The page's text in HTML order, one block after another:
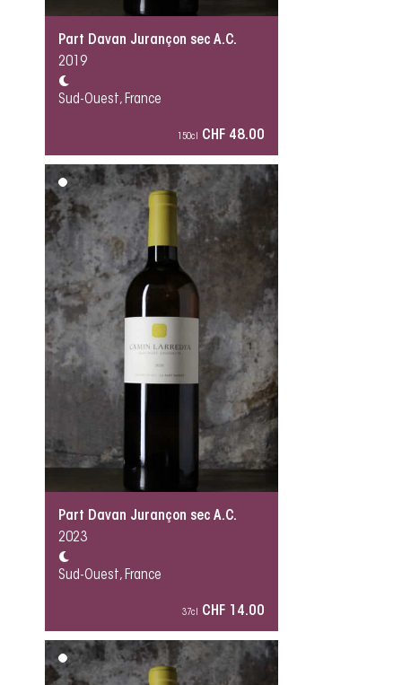
Part Davan Jurançon sec A.C.
2019
Sud-Ouest, France
150cl CHF 48.00
Part Davan Jurançon sec A.C.
2023
Sud-Ouest, France
37cl CHF 14.00